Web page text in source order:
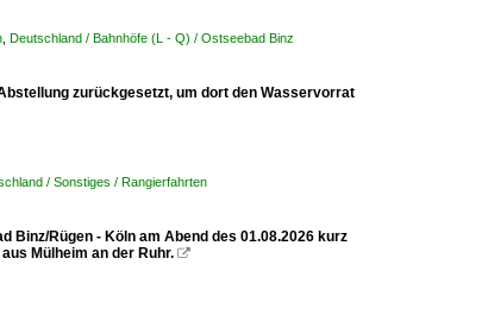
Deutschland / Bahnhöfe (L - Q) / Ostseebad Binz
zurückgesetzt, um dort den Wasservorrat
/ Sonstiges / Rangierfahrten
Binz/Rügen - Köln am Abend des 01.08.2026 kurz
Mülheim an der Ruhr. 